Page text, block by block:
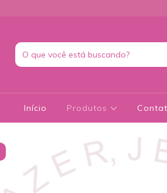
Início Produtos